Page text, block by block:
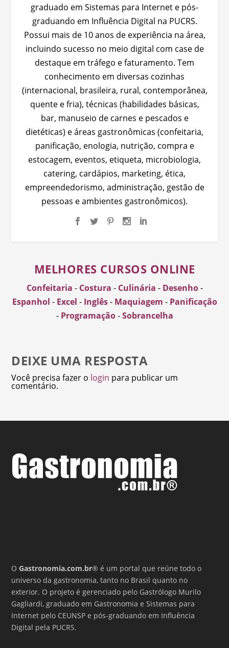
graduado em Sistemas para Internet e pós-
graduando em Influência Digital na PUCRS.
Possui mais de 10 anos de experiência na área,
incluindo sucesso no meio digital com case de
destaque em tráfego e faturamento. Tem
conhecimento em diversas cozinhas
(internacional, brasileira, rural, contemporânea,
quente e fria), técnicas (habilidades básicas,
bar, manuseio de carnes e pescados e
dietéticas) e áreas gastronômicas (confeitaria,
panificação, enologia, nutrição, compra e
estocagem, eventos, etiqueta, microbiologia,
catering, cardápios, marketing, ética,
empreendedorismo, administração, gestão de
pessoas e ambientes gastronômicos).
MELHORES CURSOS ONLINE
Confeitaria - Costura - Culinária - Desenho-
Espanhol - Excel - Inglês- Maquiagem - Panificação
- Programação-Sobrancelha
DEIXE UMA RESPOSTA
Você precisa fazer o login para publicar um
comentário.
OGastronomia.com.br® é um portal que reúne todo o
universo da gastronomia, tanto no Brasil quanto no
exterior. O projeto é gerenciado pelo Gastrólogo Murilo
Gagliardi, graduado em Gastronomia e Sistemas para
Internet pelo CEUNSP e pós-graduando em Influência
Digital pela PUCRS.